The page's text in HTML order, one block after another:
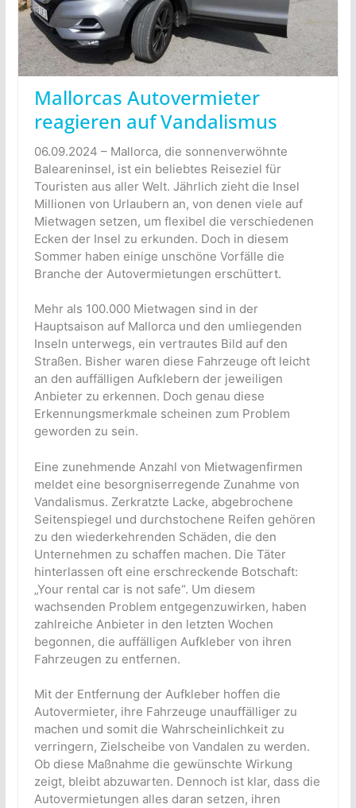
Mallorcas Autovermieter
reagieren auf Vandalismus
06.09.2024 – Mallorca, die sonnenverwöhnte
Baleareninsel, ist ein beliebtes Reiseziel für
Touristen aus aller Welt. Jährlich zieht die Insel
Millionen von Urlaubern an, von denen viele auf
Mietwagen setzen, um flexibel die verschiedenen
Ecken der Insel zu erkunden. Doch in diesem
Sommer haben einige unschöne Vorfälle die
Branche der Autovermietungen erschüttert.
Mehr als 100.000 Mietwagen sind in der
Hauptsaison auf Mallorca und den umliegenden
Inseln unterwegs, ein vertrautes Bild auf den
Straßen. Bisher waren diese Fahrzeuge oft leicht
an den auffälligen Aufklebern der jeweiligen
Anbieter zu erkennen. Doch genau diese
Erkennungsmerkmale scheinen zum Problem
geworden zu sein.
Eine zunehmende Anzahl von Mietwagenfirmen
meldet eine besorgniserregende Zunahme von
Vandalismus. Zerkratzte Lacke, abgebrochene
Seitenspiegel und durchstochene Reifen gehören
zu den wiederkehrenden Schäden, die den
Unternehmen zu schaffen machen. Die Täter
hinterlassen oft eine erschreckende Botschaft:
„Your rental car is not safe“. Um diesem
wachsenden Problem entgegenzuwirken, haben
zahlreiche Anbieter in den letzten Wochen
begonnen, die auffälligen Aufkleber von ihren
Fahrzeugen zu entfernen.
Mit der Entfernung der Aufkleber hoffen die
Autovermieter, ihre Fahrzeuge unauffälliger zu
machen und somit die Wahrscheinlichkeit zu
verringern, Zielscheibe von Vandalen zu werden.
Ob diese Maßnahme die gewünschte Wirkung
zeigt, bleibt abzuwarten. Dennoch ist klar, dass die
Autovermietungen alles daran setzen, ihren